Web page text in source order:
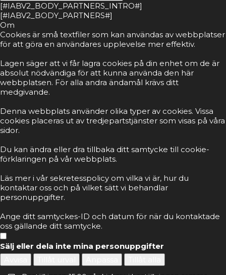
[#IABV2_BODY_PARTNERS_INTRO#]
[#IABV2_BODY_PARTNERS#]
Om
Cookies är små textfiler som kan användas av webbplatser
för att göra en användares upplevelse mer effektiv.
Lagen säger att vi får lagra cookies på din enhet om de är
absolut nödvändiga för att kunna använda den här
webbplatsen. För alla andra ändamål krävs ditt
medgivande.
Denna webbplats använder olika typer av cookies. Vissa
cookies placeras ut av tredjepartstjänster som visas på våra
sidor.
Du kan ändra eller dra tillbaka ditt samtycke till cookie-
förklaringen på vår webbplats.
Läs mer i vår sekretesspolicy om vilka vi är, hur du
kontaktar oss och på vilket sätt vi behandlar
personuppgifter.
Ange ditt samtyckes-ID och datum för när du kontaktade
oss gällande ditt samtycke.
Sälj eller dela inte mina personuppgifter